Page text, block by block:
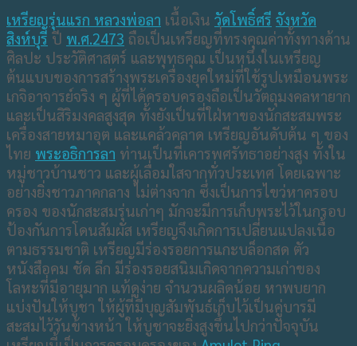
เหรียญรุ่นแรก หลวงพ่อลา เนื้อเงิน วัดโพธิ์ศรี จังหวัด
สิงห์บุรี ปี พ.ศ.2473 ถือเป็นเหรียญที่ทรงคุณค่าทั้งทางด้าน
ศิลปะ ประวัติศาสตร์ และพุทธคุณ เป็นหนึ่งในเหรียญ
ต้นแบบของการสร้างพระเครื่องยุคใหม่ที่ใช้รูปเหมือนพระ
เกจิอาจารย์จริง ๆ ผู้ที่ได้ครอบครองถือเป็นวัตถุมงคลหายาก
และเป็นสิริมงคลสูงสุด ทั้งยังเป็นที่ใฝ่หาของนักสะสมพระ
เครื่องสายหมาอุต และแคล้วคลาด เหรียญอันดับต้น ๆ ของ
ไทย พระอธิการลา ท่านเป็นที่เคารพศรัทธาอย่างสูง ทั้งใน
หมู่ชาวบ้านชาว และผู้เลื่อมใสจากทั่วประเทศ โดยเฉพาะ
อย่างยิ่งชาวภาคกลาง ไม่ต่างจาก ซึ่งเป็นการไขว่หาครอบ
ครอง ของนักสะสมรุ่นเก่าๆ มักจะมีการเก็บพระไว้ในกรอบ
ป้องกันการโดนสัมผัส เหรียญจึงเกิดการเปลี่ยนแปลงเนื้อ
ตามธรรมชาติ เหรียญมีร่องรอยการแกะบล็อกสด ตัว
หนังสือคม ชัด ลึก มีร่องรอยสนิมเกิดจากความเก่าของ
โลหะที่มีอายุมาก แท้ดูง่าย จำนวนผลิดน้อย หาพบยาก
แบ่งปันให้บูชา ให้ผู้ที่มีบุญสัมพันธ์เก็บไว้เป็นคู่บารมี
สะสมไว้วันข้างหน้า ให้บูชาจะยิ่งสูงขึ้นไปกว่าปัจจุบัน